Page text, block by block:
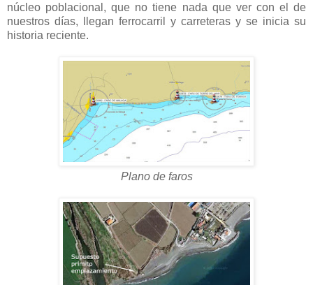
núcleo poblacional, que no tiene nada que ver con el de
nuestros días, llegan ferrocarril y carreteras y se inicia su
historia reciente.
Plano de faros